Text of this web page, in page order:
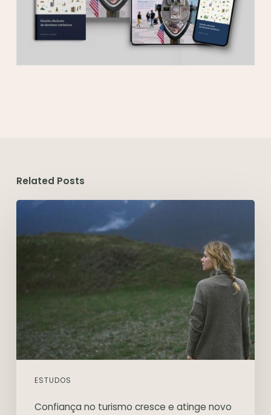
Related Posts
ESTUDOS
Confiança no turismo cresce e atinge novo